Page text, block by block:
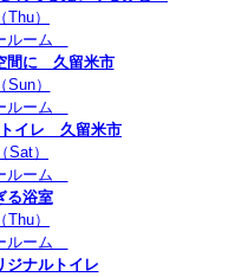
（Thu）
ルーム
間に 久留米市
Sun）
ルーム
トイレ 久留米市
（Sat）
ルーム
る浴室
（Thu）
ルーム
ナルトイレ